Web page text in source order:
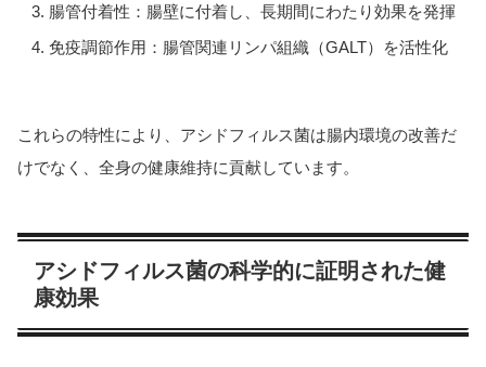
腸管付着性：腸壁に付着し、長期間にわたり効果を発揮
免疫調節作用：腸管関連リンパ組織（GALT）を活性化
これらの特性により、アシドフィルス菌は腸内環境の改善だ
けでなく、全身の健康維持に貢献しています。
アシドフィルス菌の科学的に証明された健
康効果